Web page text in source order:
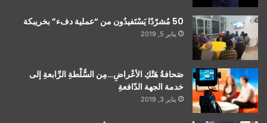
50 مُشرّدًا يَسْتَفيدُون من “عملية دفء” بخريبكة
يناير 5, 2019
صَحافةُ هَتْكِ الأعْراضِ…مِن السُّلْطةِ الرِّابعةِ إلى
خدمة الجهة الدّافعةِ
يناير 3, 2019